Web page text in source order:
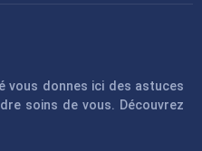
vous donnes ici des astuces
soins de vous. Découvrez